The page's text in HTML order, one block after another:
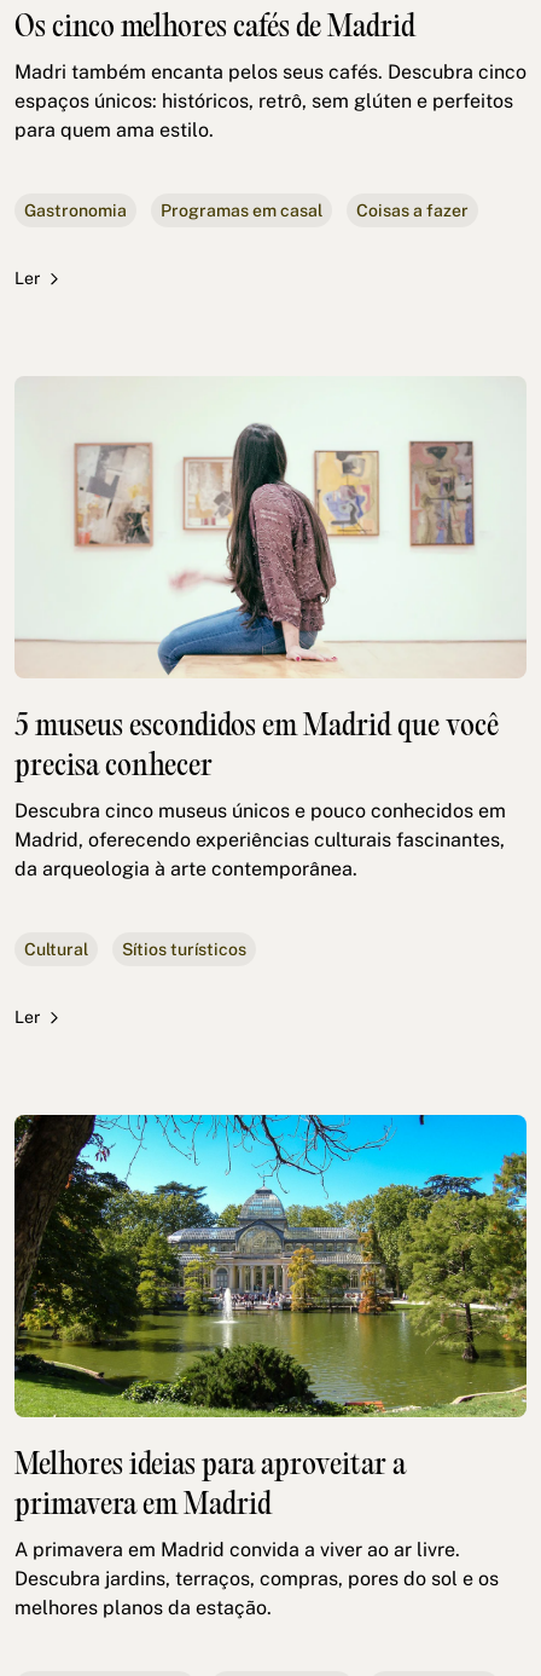
Os cinco melhores cafés de Madrid
Madri também encanta pelos seus cafés. Descubra cinco
espaços únicos: históricos, retrô, sem glúten e perfeitos
para quem ama estilo.
Gastronomia Programas em casal Coisas a fazer
Ler
5 museus escondidos em Madrid que você
precisa conhecer
Descubra cinco museus únicos e pouco conhecidos em
Madrid, oferecendo experiências culturais fascinantes,
da arqueologia à arte contemporânea.
Cultural Sítios turísticos
Ler
Melhores ideias para aproveitar a
primavera em Madrid
A primavera em Madrid convida a viver ao ar livre.
Descubra jardins, terraços, compras, pores do sol e os
melhores planos da estação.